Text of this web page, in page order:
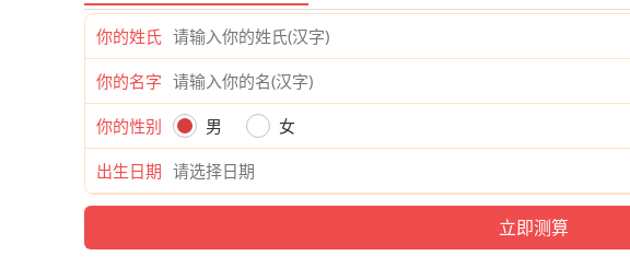
你的姓氏
你的名字
你的性别 男 女
出生日期